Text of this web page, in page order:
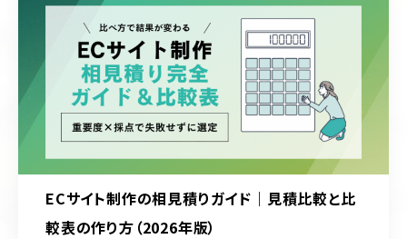
ECサイト制作の相見積りガイド｜見積比較と比
較表の作り方（2026年版）